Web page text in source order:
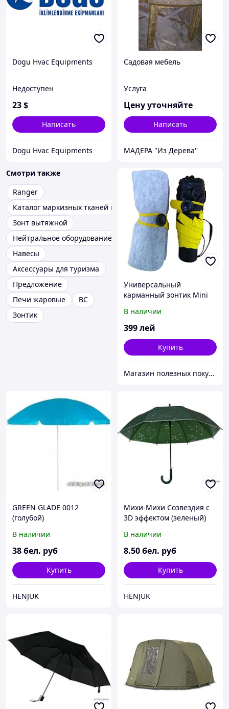
Dogu Hvac Equipments
Недоступен
23$
Написать
Dogu Hvac Equipments
Садовая мебель
Услуга
Цену уточняйте
Написать
МАДЕРА "Из Дерева''
Смотри также
Ranger
Каталог маркизных тканей в полоску
Зонт вытяжной
Нейтральное оборудование
Навесы
Аксессуары для туризма
Предложение
Печи жаровые
ВС
Зонтик
Универсальный
карманный зонтик Mini
В наличии
399лей
Купить
Магазин полезных покупок "Goodbuy"
GREEN GLADE 0012
(голубой)
В наличии
38бел. руб
Купить
HENJUK
Михи-Михи Созвездия с
3D эффектом (зеленый)
В наличии
8.50бел. руб
Купить
HENJUK